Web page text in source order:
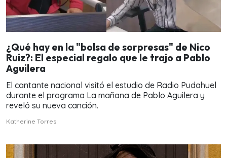
¿Qué hay en la "bolsa de sorpresas" de Nico
Ruiz?: El especial regalo que le trajo a Pablo
Aguilera
El cantante nacional visitó el estudio de Radio Pudahuel
durante el programa La mañana de Pablo Aguilera y
reveló su nueva canción.
Katherine Torres